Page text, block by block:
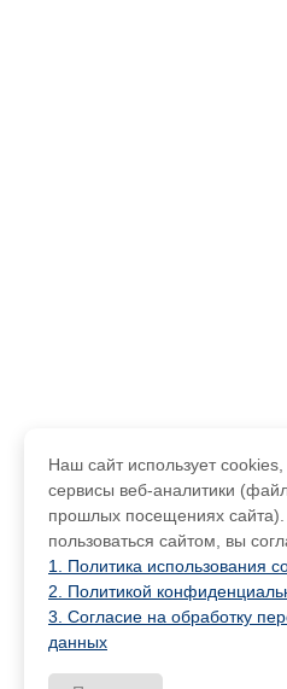
Наш сайт использует
сервисы веб-аналитики
прошлых посещениях
пользоваться сайтом, вы
1. Политика использования
2. Политикой
3. Согласие на обработку
данных